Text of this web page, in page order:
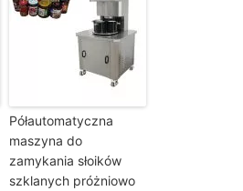
Półautomatyczna
maszyna do
zamykania słoików
szklanych próżniowo